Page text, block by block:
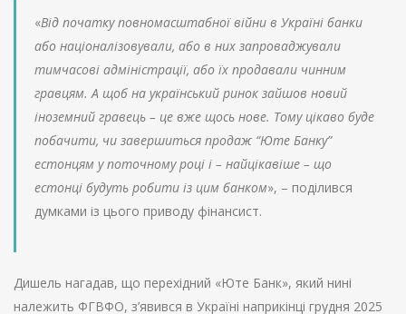
«Від початку повномасштабної війни в Україні банки
або націоналізовували, або в них запроваджували
тимчасові адміністрації, або їх продавали чинним
гравцям. А щоб на український ринок зайшов новий
іноземний гравець – це вже щось нове. Тому цікаво буде
побачити, чи завершиться продаж “Юте Банку”
естонцям у поточному році і – найцікавіше – що
естонці будуть робити із цим банком», – поділився
думками із цього приводу фінансист.
Дишель нагадав, що перехідний «Юте Банк», який нині
належить ФГВФО, з’явився в Україні наприкінці грудня 2025